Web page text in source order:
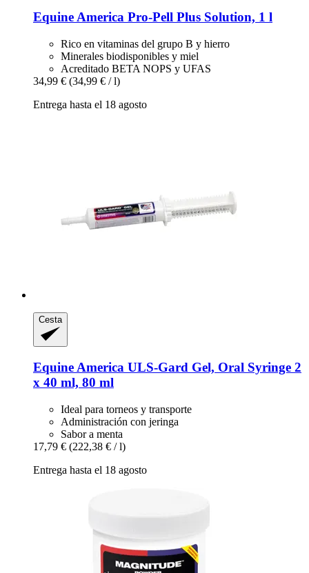
Equine America Pro-​Pell Plus Solution, 1 l
Rico en vitaminas del grupo B y hierro
Minerales biodisponibles y miel
Acreditado BETA NOPS y UFAS
34,99 € (34,99 € / l)
Entrega hasta el 18 agosto
Cesta
Equine America ULS-​Gard Gel, Oral Syringe 2
x 40 ml, 80 ml
Ideal para torneos y transporte
Administración con jeringa
Sabor a menta
17,79 € (222,38 € / l)
Entrega hasta el 18 agosto